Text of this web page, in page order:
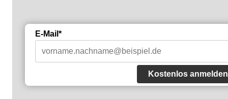
E-Mail*
Kostenlos anmelden